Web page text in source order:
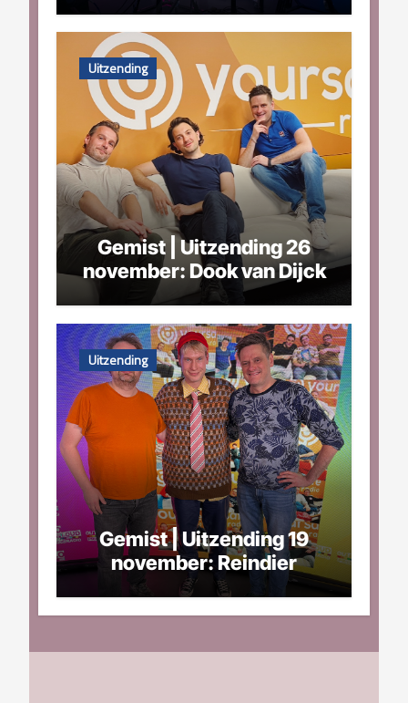
Uitzending
Gemist | Uitzending 26
november: Dook van Dijck
Uitzending
Gemist | Uitzending 19
november: Reindier